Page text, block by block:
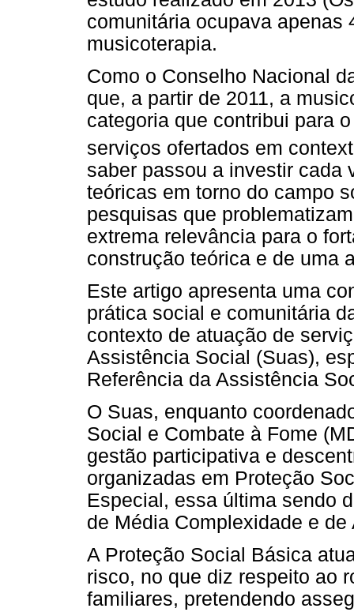
comunitária ocupava apenas
musicoterapia.
Como o Conselho Nacional
que, a partir de 2011, a
categoria que contribui para
serviços ofertados em
saber passou a investir cada
teóricas em torno do campo
pesquisas que
extrema relevância para o
construção teórica e de uma
Este artigo apresenta uma
prática social e comunitária
contexto de atuação de
Assistência Social (Suas),
Referência da Assistência
O Suas, enquanto
Social e Combate à Fome
gestão participativa e
organizadas em Proteção
Especial, essa última sendo
de Média Complexidade e
A Proteção Social Básica
risco, no que diz respeito ao
familiares, pretendendo